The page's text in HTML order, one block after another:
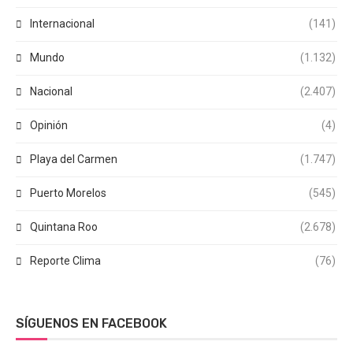
Internacional (141)
Mundo (1.132)
Nacional (2.407)
Opinión (4)
Playa del Carmen (1.747)
Puerto Morelos (545)
Quintana Roo (2.678)
Reporte Clima (76)
SÍGUENOS EN FACEBOOK